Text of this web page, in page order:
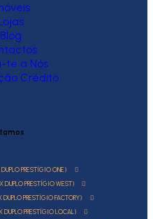
Blog
te a Nós
Crédito
PRESTÍGIO ONE)
DUPLO PRESTÍGIO WEST)
DUPLO PRESTÍGIO FACTORY)
DUPLO PRESTÍGIO LOCAL)